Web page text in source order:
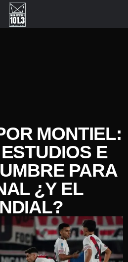
MONTIEL:
E
PARA
¿Y EL